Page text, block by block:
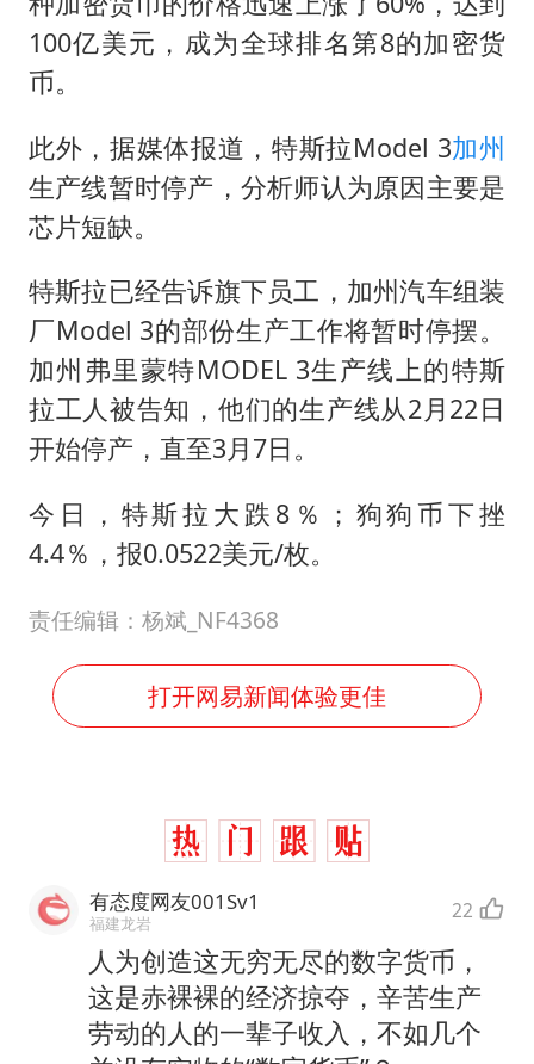
苏有朋亮相百花奖
真理之光，何以能照亮复兴之路？
100亿美元，成为全球排名第8的加密货
币。
此外，据媒体报道，特斯拉Model 3加州
生产线暂时停产，分析师认为原因主要是
芯片短缺。
特斯拉已经告诉旗下员工，加州汽车组装
厂Model 3的部份生产工作将暂时停摆。
加州弗里蒙特MODEL 3生产线上的特斯
拉工人被告知，他们的生产线从2月22日
开始停产，直至3月7日。
今日，特斯拉大跌8％；狗狗币下挫
4.4％，报0.0522美元/枚。
责任编辑：杨斌_NF4368
打开网易新闻体验更佳
有态度网友001Sv1
福建龙岩 22
人为创造这无穷无尽的数字货币，
这是赤裸裸的经济掠夺，辛苦生产
劳动的人的一辈子收入，不如几个